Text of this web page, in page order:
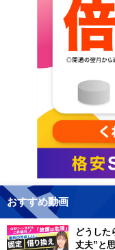
おすすめ動画
どうした
丈夫”と